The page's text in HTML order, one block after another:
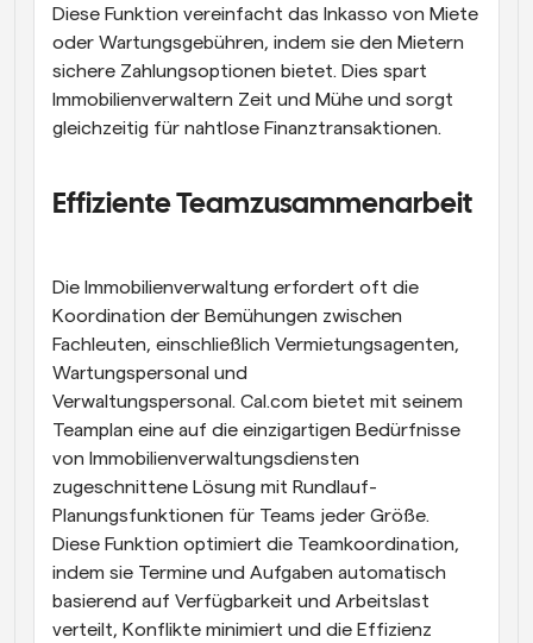
Diese Funktion vereinfacht das Inkasso von Miete
oder Wartungsgebühren, indem sie den Mietern
sichere Zahlungsoptionen bietet. Dies spart
Immobilienverwaltern Zeit und Mühe und sorgt
gleichzeitig für nahtlose Finanztransaktionen.
Effiziente Teamzusammenarbeit
Die Immobilienverwaltung erfordert oft die
Koordination der Bemühungen zwischen
Fachleuten, einschließlich Vermietungsagenten,
Wartungspersonal und
Verwaltungspersonal. Cal.com bietet mit seinem
Teamplan eine auf die einzigartigen Bedürfnisse
von Immobilienverwaltungsdiensten
zugeschnittene Lösung mit Rundlauf-
Planungsfunktionen für Teams jeder Größe.
Diese Funktion optimiert die Teamkoordination,
indem sie Termine und Aufgaben automatisch
basierend auf Verfügbarkeit und Arbeitslast
verteilt, Konflikte minimiert und die Effizienz